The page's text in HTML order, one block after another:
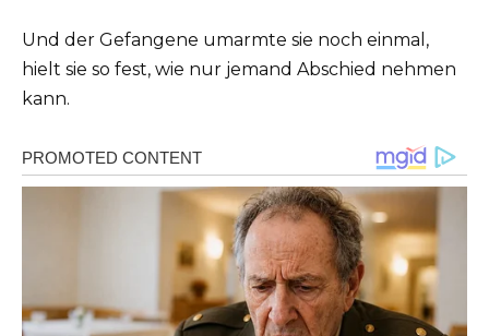
Und der Gefangene umarmte sie noch einmal,
hielt sie so fest, wie nur jemand Abschied nehmen
kann.